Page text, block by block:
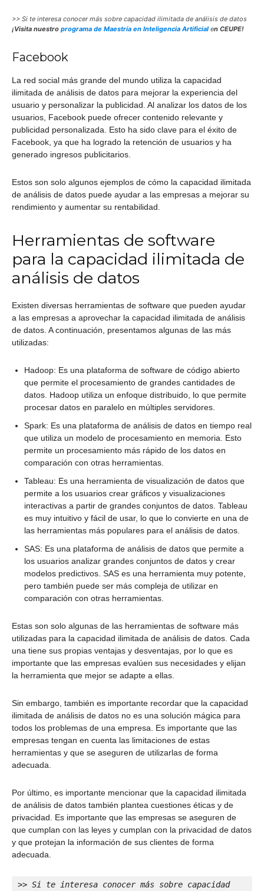
>> Si te interesa conocer más sobre capacidad ilimitada de análisis de datos
¡Visita nuestro programa de Maestría en Inteligencia Artificial en CEUPE!
Facebook
La red social más grande del mundo utiliza la capacidad
ilimitada de análisis de datos para mejorar la experiencia del
usuario y personalizar la publicidad. Al analizar los datos de los
usuarios, Facebook puede ofrecer contenido relevante y
publicidad personalizada. Esto ha sido clave para el éxito de
Facebook, ya que ha logrado la retención de usuarios y ha
generado ingresos publicitarios.
Estos son solo algunos ejemplos de cómo la capacidad ilimitada
de análisis de datos puede ayudar a las empresas a mejorar su
rendimiento y aumentar su rentabilidad.
Herramientas de software
para la capacidad ilimitada de
análisis de datos
Existen diversas herramientas de software que pueden ayudar
a las empresas a aprovechar la capacidad ilimitada de análisis
de datos. A continuación, presentamos algunas de las más
utilizadas:
Hadoop: Es una plataforma de software de código abierto
que permite el procesamiento de grandes cantidades de
datos. Hadoop utiliza un enfoque distribuido, lo que permite
procesar datos en paralelo en múltiples servidores.
Spark: Es una plataforma de análisis de datos en tiempo real
que utiliza un modelo de procesamiento en memoria. Esto
permite un procesamiento más rápido de los datos en
comparación con otras herramientas.
Tableau: Es una herramienta de visualización de datos que
permite a los usuarios crear gráficos y visualizaciones
interactivas a partir de grandes conjuntos de datos. Tableau
es muy intuitivo y fácil de usar, lo que lo convierte en una de
las herramientas más populares para el análisis de datos.
SAS: Es una plataforma de análisis de datos que permite a
los usuarios analizar grandes conjuntos de datos y crear
modelos predictivos. SAS es una herramienta muy potente,
pero también puede ser más compleja de utilizar en
comparación con otras herramientas.
Estas son solo algunas de las herramientas de software más
utilizadas para la capacidad ilimitada de análisis de datos. Cada
una tiene sus propias ventajas y desventajas, por lo que es
importante que las empresas evalúen sus necesidades y elijan
la herramienta que mejor se adapte a ellas.
Sin embargo, también es importante recordar que la capacidad
ilimitada de análisis de datos no es una solución mágica para
todos los problemas de una empresa. Es importante que las
empresas tengan en cuenta las limitaciones de estas
herramientas y que se aseguren de utilizarlas de forma
adecuada.
Por último, es importante mencionar que la capacidad ilimitada
de análisis de datos también plantea cuestiones éticas y de
privacidad. Es importante que las empresas se aseguren de
que cumplan con las leyes y cumplan con la privacidad de datos
y que protejan la información de sus clientes de forma
adecuada.
>> Si te interesa conocer más sobre capacidad